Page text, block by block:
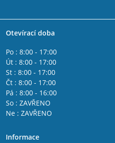
Otevírací doba
Po : 8:00 - 17:00
Út : 8:00 - 17:00
St : 8:00 - 17:00
Čt : 8:00 - 17:00
Pá : 8:00 - 16:00
So : ZAVŘENO
Ne : ZAVŘENO
Informace